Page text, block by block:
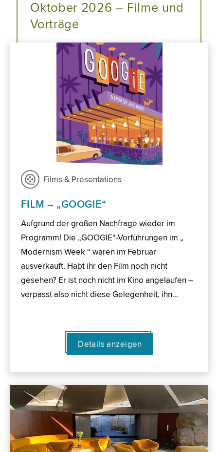
Oktober 2026 – Filme und
Vorträge
Films & Presentations
FILM – „GOOGIE“
Aufgrund der großen Nachfrage wieder im
Programm! Die „GOOGIE“-Vorführungen im „
Modernism Week “ waren im Februar
ausverkauft. Habt ihr den Film noch nicht
gesehen? Er ist noch nicht im Kino angelaufen –
verpasst also nicht diese Gelegenheit, ihn…
Details anzeigen